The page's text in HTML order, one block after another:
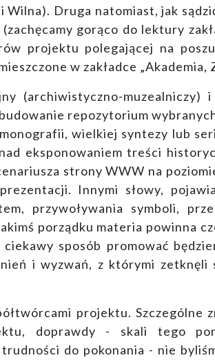
Druga natomiast, jak
gorąco do lektury
projektu polegającej na
w zakładce „Akademia,
(archiwistyczno-muzealniczy)
repozytorium
wielkiej syntezy lub
eksponowaniem treści
strony WWW na
Innymi słowy,
przywoływania symboli,
porządku materia powinna
sposób promować
i wyzwań, z którymi
projektu. Szczególne
doprawdy - skali tego
do pokonania - nie